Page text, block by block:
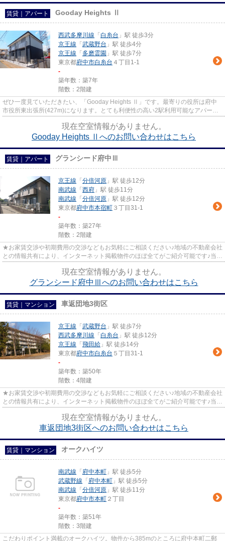
賃貸｜アパート Gooday Heights Ⅱ
西武多摩川線 「 白糸台 」駅 徒歩3分
京王線 「 武蔵野台 」駅 徒歩4分
京王線 「 多磨霊園 」駅 徒歩7分
東京都府中市白糸台 ４丁目1-1
-
築年数：築7年
階数：2階建
ぜひ一度見ていただきたい、「Gooday Heights Ⅱ」です。最寄りの役所は府中
市役所東出張所(427m)になります。とても利便性の高い2駅利用可能なアパート
現在空室情報がありません。
Gooday Heights Ⅱへのお問い合わせはこちら
賃貸｜アパート グランシード府中Ⅲ
京王線 「 分倍河原 」駅 徒歩12分
南武線 「 西府 」駅 徒歩11分
南武線 「 分倍河原 」駅 徒歩12分
東京都府中市本宿町 ３丁目31-1
-
築年数：築27年
階数：2階建
★お家賃交渉や初期費用の交渉などもお気軽にご相談ください♪地域の不動産会社
との情報共有により、インターネット掲載物件のほぼ全てがご紹介可能です♪当店
現在空室情報がありません。
グランシード府中Ⅲへのお問い合わせはこちら
賃貸｜マンション 車返団地3街区
京王線 「 武蔵野台 」駅 徒歩7分
西武多摩川線 「 白糸台 」駅 徒歩12分
京王線 「 飛田給 」駅 徒歩14分
東京都府中市白糸台 ５丁目31-1
-
築年数：築50年
階数：4階建
★お家賃交渉や初期費用の交渉などもお気軽にご相談ください♪地域の不動産会社
との情報共有により、インターネット掲載物件のほぼ全てがご紹介可能です♪当店
現在空室情報がありません。
車返団地3街区へのお問い合わせはこちら
賃貸｜マンション オークハイツ
南武線 「 府中本町 」駅 徒歩5分
武蔵野線 「 府中本町 」駅 徒歩5分
南武線 「 分倍河原 」駅 徒歩11分
東京都府中市本町 ２丁目
-
築年数：築51年
階数：3階建
こだわりポイント満載のオークハイツ。物件から385mのところに府中本町二郵